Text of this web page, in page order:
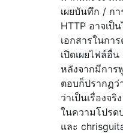
เผยบันทึก / ก
HTTP อาจเป็
เอกสารในกา
เปิดเผยไฟล์อื่
หลังจากมีการ
ตอบก็ปรากฏ
ว่าเป็นเรื่องจ
ในความโปรด
และ